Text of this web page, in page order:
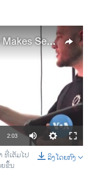
LogOn: Robotics Company Makes Sensor-Packed Filmmaking Equipment
available
2:03
ລິງໂດຍກົງ
ທີ່​ເຕັມ​ໄປ​
ຂຶ້ນ